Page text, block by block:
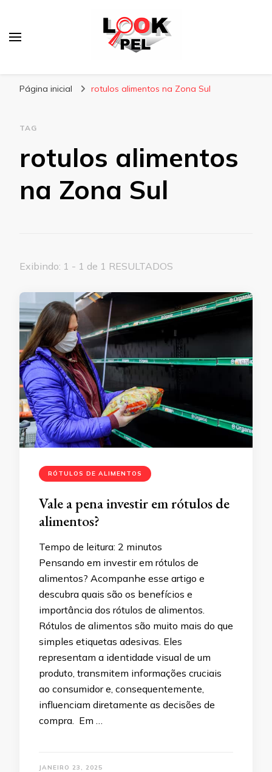
Página inicial rotulos alimentos na Zona Sul
TAG
rotulos alimentos
na Zona Sul
Exibindo: 1 - 1 de 1 RESULTADOS
RÓTULOS DE ALIMENTOS
Vale a pena investir em rótulos de
alimentos?
Tempo de leitura: 2 minutos
Pensando em investir em rótulos de
alimentos? Acompanhe esse artigo e
descubra quais são os benefícios e
importância dos rótulos de alimentos.
Rótulos de alimentos são muito mais do que
simples etiquetas adesivas. Eles
representam a identidade visual de um
produto, transmitem informações cruciais
ao consumidor e, consequentemente,
influenciam diretamente as decisões de
compra. Em …
JANEIRO 23, 2025